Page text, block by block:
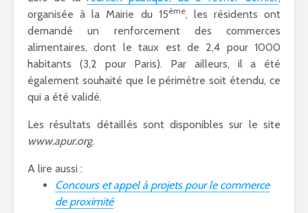
organisée à la Mairie du 15ème, les résidents ont
demandé un renforcement des commerces
alimentaires, dont le taux est de 2,4 pour 1000
habitants (3,2 pour Paris). Par ailleurs, il a été
également souhaité que le périmètre soit étendu, ce
qui a été validé.
Les résultats détaillés sont disponibles sur le site
www.apur.org.
A lire aussi :
Concours et appel à projets pour le commerce
de proximité